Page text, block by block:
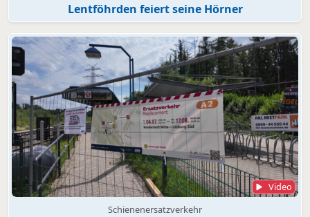
Lentföhrden feiert seine Hörner
Video
Schienenersatzverkehr